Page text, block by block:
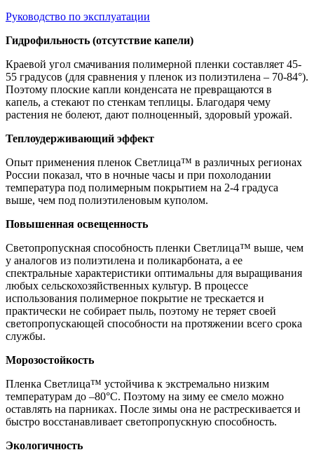
Руководство по эксплуатации
Гидрофильность (отсутствие капели)
Краевой угол смачивания полимерной пленки составляет 45-
55 градусов (для сравнения у пленок из полиэтилена – 70-84°).
Поэтому плоские капли конденсата не превращаются в
капель, а стекают по стенкам теплицы. Благодаря чему
растения не болеют, дают полноценный, здоровый урожай.
Теплоудерживающий эффект
Опыт применения пленок Светлица™ в различных регионах
России показал, что в ночные часы и при похолодании
температура под полимерным покрытием на 2-4 градуса
выше, чем под полиэтиленовым куполом.
Повышенная освещенность
Светопропускная способность пленки Светлица™ выше, чем
у аналогов из полиэтилена и поликарбоната, а ее
спектральные характеристики оптимальны для выращивания
любых сельскохозяйственных культур. В процессе
использования полимерное покрытие не трескается и
практически не собирает пыль, поэтому не теряет своей
светопропускающей способности на протяжении всего срока
службы.
Морозостойкость
Пленка Светлица™ устойчива к экстремально низким
температурам до –80°С. Поэтому на зиму ее смело можно
оставлять на парниках. После зимы она не растрескивается и
быстро восстанавливает светопропускную способность.
Экологичность